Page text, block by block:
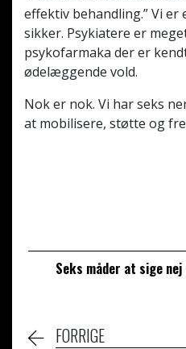
effektiv behandling.” Vi er
sikker. Psykiatere er
psyko­farmaka der er
ødelæggende vold.
Nok er nok. Vi har seks
at mobilisere, støtte og
FORRIGE
Seks måder at sige